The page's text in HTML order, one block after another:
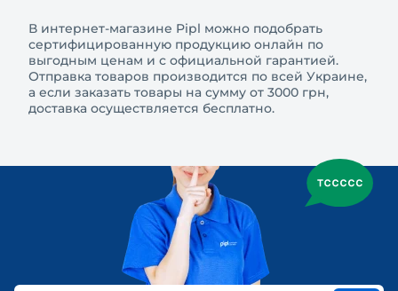
В интернет-магазине Pipl можно подобрать
сертифицированную продукцию онлайн по
выгодным ценам и с официальной гарантией.
Отправка товаров производится по всей Украине,
а если заказать товары на сумму от 3000 грн,
доставка осуществляется бесплатно.